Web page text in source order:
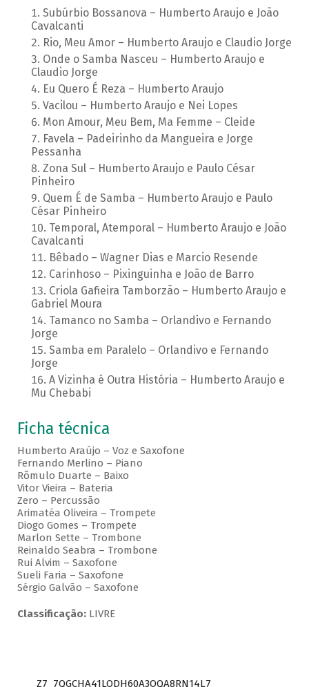
Subúrbio Bossanova – Humberto Araujo e João
Cavalcanti
Rio, Meu Amor – Humberto Araujo e Claudio Jorge
Onde o Samba Nasceu – Humberto Araujo e
Claudio Jorge
Eu Quero É Reza – Humberto Araujo
Vacilou – Humberto Araujo e Nei Lopes
Mon Amour, Meu Bem, Ma Femme – Cleide
Favela – Padeirinho da Mangueira e Jorge
Pessanha
Zona Sul – Humberto Araujo e Paulo César
Pinheiro
Quem É de Samba – Humberto Araujo e Paulo
César Pinheiro
Temporal, Atemporal – Humberto Araujo e João
Cavalcanti
Bêbado – Wagner Dias e Marcio Resende
Carinhoso – Pixinguinha e João de Barro
Criola Gafieira Tamborzão – Humberto Araujo e
Gabriel Moura
Tamanco no Samba – Orlandivo e Fernando
Jorge
Samba em Paralelo – Orlandivo e Fernando
Jorge
A Vizinha é Outra História – Humberto Araujo e
Mu Chebabi
Ficha técnica
Humberto Araújo – Voz e Saxofone
Fernando Merlino – Piano
Rômulo Duarte – Baixo
Vitor Vieira – Bateria
Zero – Percussão
Arimatéa Oliveira – Trompete
Diogo Gomes – Trompete
Marlon Sette – Trombone
Reinaldo Seabra – Trombone
Rui Alvim – Saxofone
Sueli Faria – Saxofone
Sérgio Galvão – Saxofone
Classificação:LIVRE
Z7_7QGCHA41LODH60A3OQA8RN14L7